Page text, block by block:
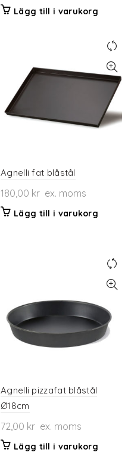
Lägg till i varukorg
Agnelli fat blåstål
180,00 kr ex. moms
Lägg till i varukorg
Agnelli pizzafat blåstål
Ø18cm
72,00 kr ex. moms
Lägg till i varukorg